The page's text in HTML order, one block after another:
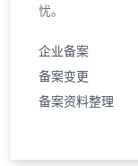
忧。
企业备案
备案变更
备案资料整理